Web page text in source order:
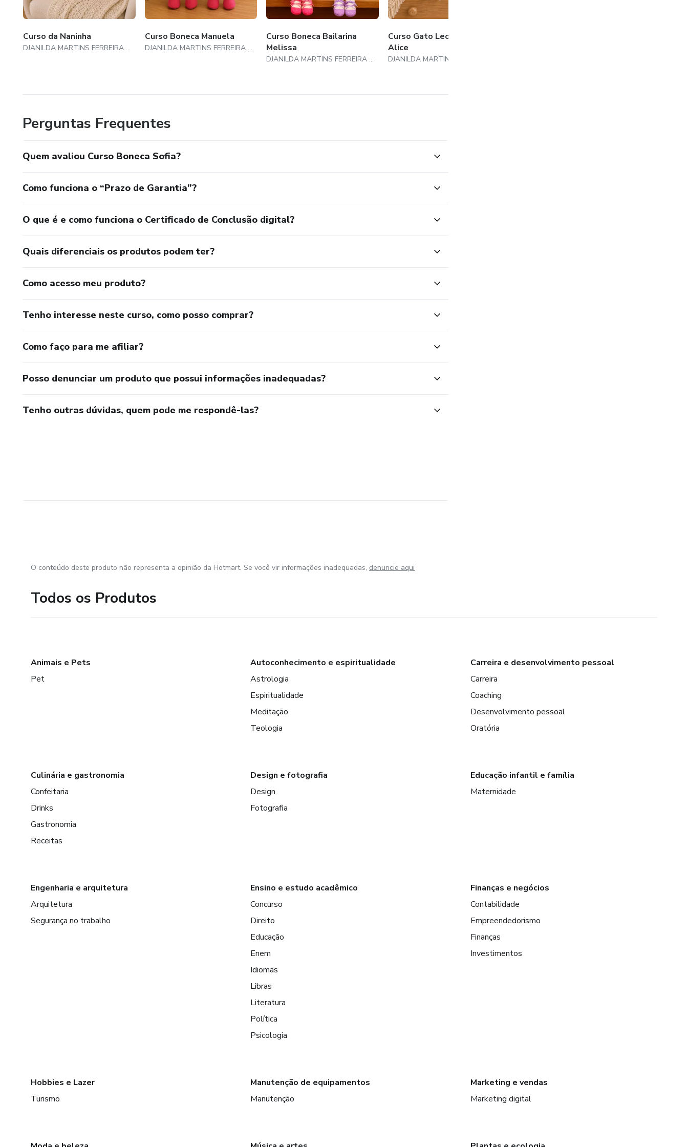
Curso da Naninha
DJANILDA MARTINS FERREIRA VIEIRA
Curso Boneca Manuela
DJANILDA MARTINS FERREIRA VIEIRA
Curso Boneca Bailarina
Melissa
DJANILDA MARTINS FERREIRA VIEIRA
Curso Gato Leo e Gata
Alice
Perguntas Frequentes
Quem avaliou Curso Boneca Sofia?
Como funciona o “Prazo de Garantia”?
O que é e como funciona o Certificado de Conclusão digital?
Quais diferenciais os produtos podem ter?
Como acesso meu produto?
Tenho interesse neste curso, como posso comprar?
Como faço para me afiliar?
Posso denunciar um produto que possui informações inadequadas?
Tenho outras dúvidas, quem pode me respondê-las?
O conteúdo deste produto não representa a opinião da Hotmart. Se você vir informações inadequadas, denuncie aqui
Todos os Produtos
Animais e Pets
Pet
Autoconhecimento e espiritualidade
Astrologia
Espiritualidade
Meditação
Teologia
Carreira e desenvolvimento pessoal
Carreira
Coaching
Desenvolvimento pessoal
Oratória
Culinária e gastronomia
Confeitaria
Drinks
Gastronomia
Receitas
Design e fotografia
Design
Fotografia
Educação infantil e família
Maternidade
Engenharia e arquitetura
Arquitetura
Segurança no trabalho
Ensino e estudo acadêmico
Concurso
Direito
Educação
Enem
Idiomas
Libras
Literatura
Política
Psicologia
Finanças e negócios
Contabilidade
Empreendedorismo
Finanças
Investimentos
Hobbies e Lazer
Turismo
Manutenção de equipamentos
Manutenção
Marketing e vendas
Marketing digital